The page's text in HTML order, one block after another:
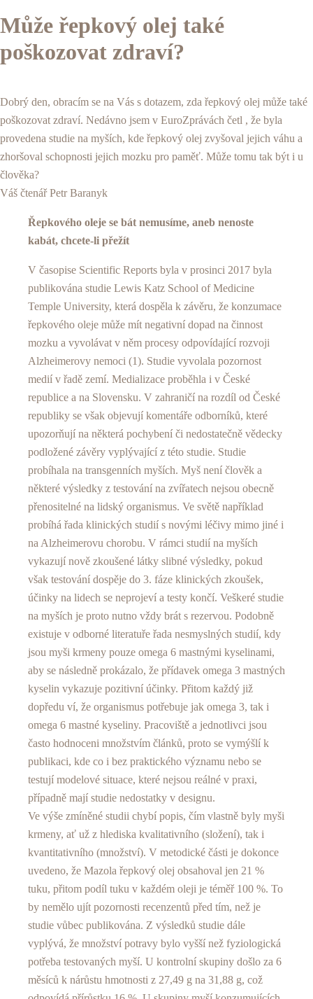
Může řepkový olej také
poškozovat zdraví?
Dobrý den, obracím se na Vás s dotazem, zda řepkový olej může také
poškozovat zdraví. Nedávno jsem v EuroZprávách četl , že byla
provedena studie na myších, kde řepkový olej zvyšoval jejich váhu a
zhoršoval schopnosti jejich mozku pro paměť. Může tomu tak být i u
člověka?
Váš čtenář Petr Baranyk
Řepkového oleje se bát nemusíme, aneb nenoste
kabát, chcete-li přežít
V časopise Scientific Reports byla v prosinci 2017 byla
publikována studie Lewis Katz School of Medicine
Temple University, která dospěla k závěru, že konzumace
řepkového oleje může mít negativní dopad na činnost
mozku a vyvolávat v něm procesy odpovídající rozvoji
Alzheimerovy nemoci (1). Studie vyvolala pozornost
medií v řadě zemí. Medializace proběhla i v České
republice a na Slovensku. V zahraničí na rozdíl od České
republiky se však objevují komentáře odborníků, které
upozorňují na některá pochybení či nedostatečně vědecky
podložené závěry vyplývající z této studie. Studie
probíhala na transgenních myších. Myš není člověk a
některé výsledky z testování na zvířatech nejsou obecně
přenositelné na lidský organismus. Ve světě například
probíhá řada klinických studií s novými léčivy mimo jiné i
na Alzheimerovu chorobu. V rámci studií na myších
vykazují nově zkoušené látky slibné výsledky, pokud
však testování dospěje do 3. fáze klinických zkoušek,
účinky na lidech se neprojeví a testy končí. Veškeré studie
na myších je proto nutno vždy brát s rezervou. Podobně
existuje v odborné literatuře řada nesmyslných studií, kdy
jsou myši krmeny pouze omega 6 mastnými kyselinami,
aby se následně prokázalo, že přídavek omega 3 mastných
kyselin vykazuje pozitivní účinky. Přitom každý již
dopředu ví, že organismus potřebuje jak omega 3, tak i
omega 6 mastné kyseliny. Pracoviště a jednotlivci jsou
často hodnoceni množstvím článků, proto se vymýšlí k
publikaci, kde co i bez praktického významu nebo se
testují modelové situace, které nejsou reálné v praxi,
případně mají studie nedostatky v designu.
Ve výše zmíněné studii chybí popis, čím vlastně byly myši
krmeny, ať už z hlediska kvalitativního (složení), tak i
kvantitativního (množství). V metodické části je dokonce
uvedeno, že Mazola řepkový olej obsahoval jen 21 %
tuku, přitom podíl tuku v každém oleji je téměř 100 %. To
by nemělo ujít pozornosti recenzentů před tím, než je
studie vůbec publikována. Z výsledků studie dále
vyplývá, že množství potravy bylo vyšší než fyziologická
potřeba testovaných myší. U kontrolní skupiny došlo za 6
měsíců k nárůstu hmotnosti z 27,49 g na 31,88 g, což